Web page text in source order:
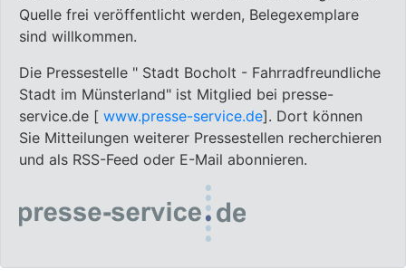
Quelle frei veröffentlicht werden, Belegexemplare
sind willkommen.
Die Pressestelle " Stadt Bocholt - Fahrradfreundliche
Stadt im Münsterland" ist Mitglied bei presse-
service.de [ www.presse-service.de]. Dort können
Sie Mitteilungen weiterer Pressestellen recherchieren
und als RSS-Feed oder E-Mail abonnieren.